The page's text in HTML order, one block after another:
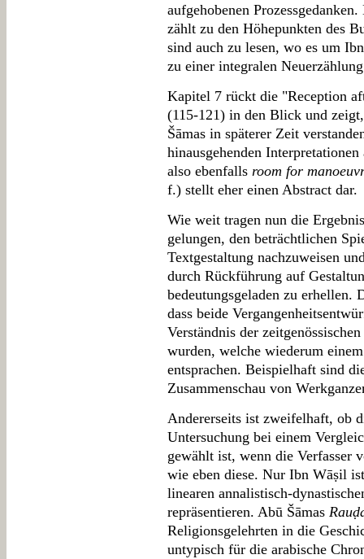
aufgehobenen
zählt zu den Höhepunkten des
sind auch zu lesen, wo es um
zu einer integralen
Kapitel 7 rückt die "Reception
(115-121) in den Blick und
Šāmas in späterer Zeit
hinausgehenden
also ebenfalls room for
f.) stellt eher einen Abstract dar.
Wie weit tragen nun die
gelungen, den beträchtlichen
Textgestaltung nachzuweisen
durch Rückführung auf
bedeutungsgeladen zu erhellen.
dass beide
Verständnis der
wurden, welche wiederum
entsprachen. Beispielhaft sind
Zusammenschau von
Andererseits ist zweifelhaft, ob
Untersuchung bei einem
gewählt ist, wenn die Verfasser
wie eben diese. Nur Ibn Wāṣil
linearen annalistisch-
repräsentieren. Abū Šāmas
Religionsgelehrten in die
untypisch für die arabische